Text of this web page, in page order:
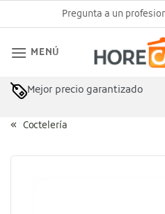
al
Pregunta a un
MENÚ
Mejor precio garantizado
Asesoramiento profesional
Coctelería